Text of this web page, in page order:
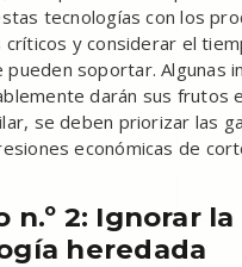
tecnologías con los
críticos y considerar el
pueden soportar. Algunas
darán sus frutos
se deben priorizar las
económicas de
n.º 2: Ignorar la
heredada